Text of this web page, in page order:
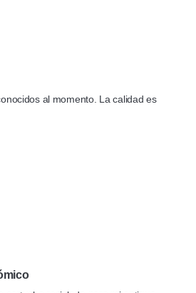
al momento. La calidad es